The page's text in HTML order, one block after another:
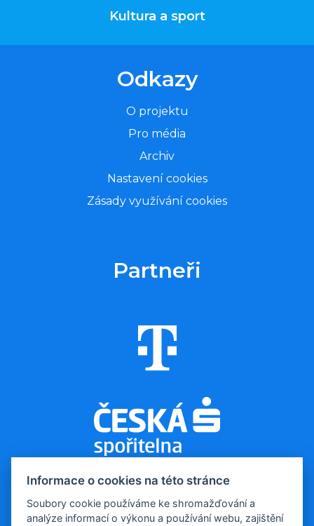
Kultura a sport
Odkazy
O projektu
Pro média
Archiv
Nastavení cookies
Zásady využívání cookies
Partneři
© 2026, Evropa v datech
Informace o cookies na této stránce
Soubory cookie používáme ke shromažďování a
analýze informací o výkonu a používání webu, zajištění